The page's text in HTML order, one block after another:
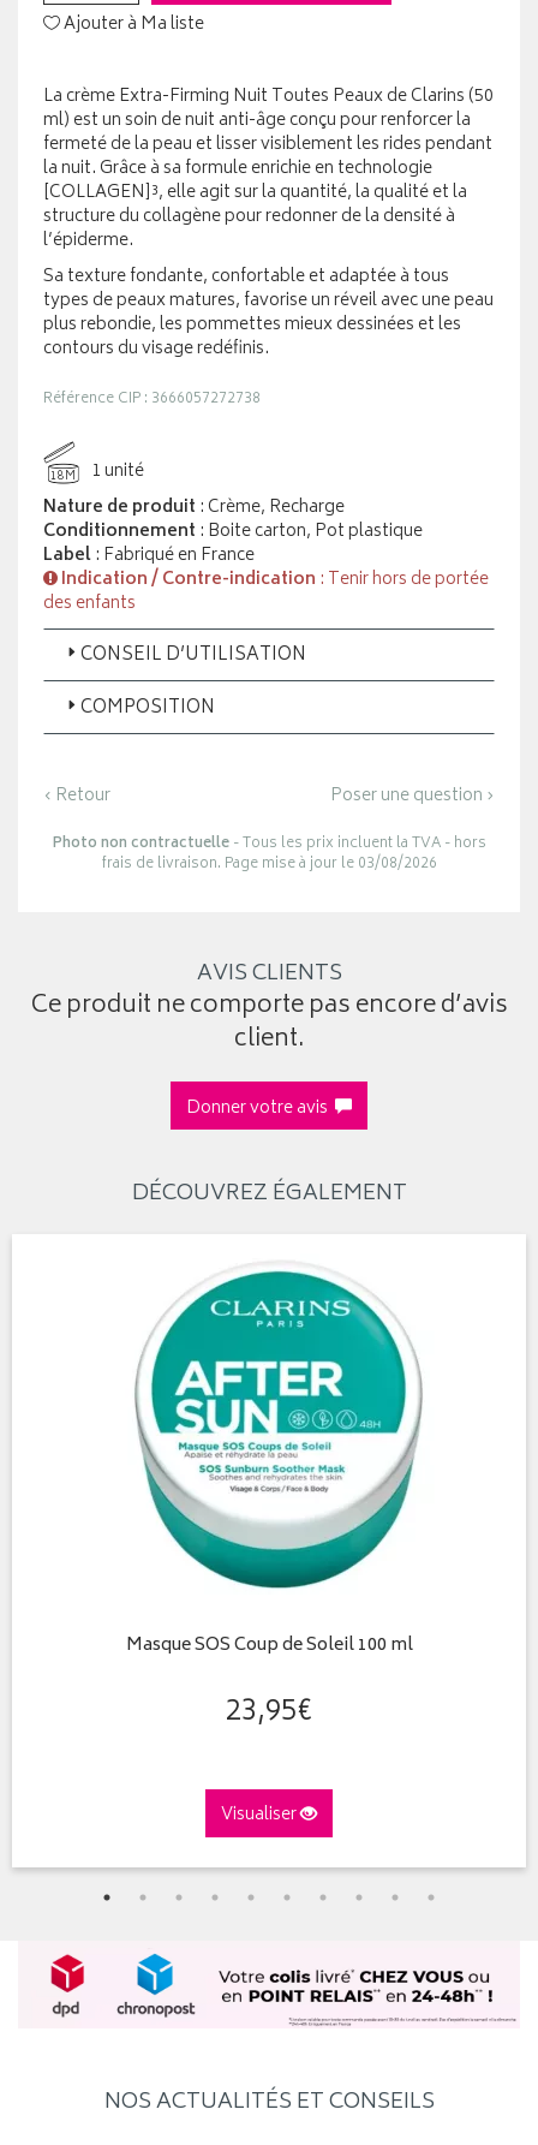
Ajouter à Ma liste
La crème Extra-Firming Nuit Toutes Peaux de Clarins (50
ml) est un soin de nuit anti-âge conçu pour renforcer la
fermeté de la peau et lisser visiblement les rides pendant
la nuit. Grâce à sa formule enrichie en technologie
[COLLAGEN]³, elle agit sur la quantité, la qualité et la
structure du collagène pour redonner de la densité à
l’épiderme.
Sa texture fondante, confortable et adaptée à tous
types de peaux matures, favorise un réveil avec une peau
plus rebondie, les pommettes mieux dessinées et les
contours du visage redéfinis.
Référence CIP : 3666057272738
18M
1 unité
Nature de produit : Crème, Recharge
Conditionnement : Boite carton, Pot plastique
Label: Fabriqué en France
Indication / Contre-indication : Tenir hors de portée
des enfants
CONSEIL D’UTILISATION
COMPOSITION
‹ Retour Poser une question ›
Photo non contractuelle- Tous les prix incluent la TVA - hors
frais de livraison. Page mise à jour le 03/08/2026
AVIS CLIENTS
Ce produit ne comporte pas encore d’avis
client.
Donner votre avis
DÉCOUVREZ ÉGALEMENT
Masque SOS Coup de Soleil 100 ml
23,95€
Visualiser
NOS ACTUALITÉS ET CONSEILS